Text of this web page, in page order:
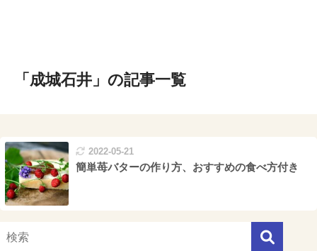
「成城石井」の記事一覧
2022-05-21
簡単苺バターの作り方、おすすめの食べ方付き